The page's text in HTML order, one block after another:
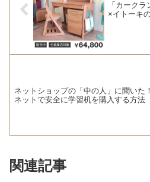
「カーク
×イトーキ
ネットショップの「中の人」に聞いた！
ネットで安全に学習机を購入する方法
関連記事